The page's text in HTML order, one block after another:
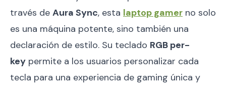
través de Aura Sync, esta laptop gamer no solo
es una máquina potente, sino también una
declaración de estilo. Su teclado RGB per-
key permite a los usuarios personalizar cada
tecla para una experiencia de gaming única y